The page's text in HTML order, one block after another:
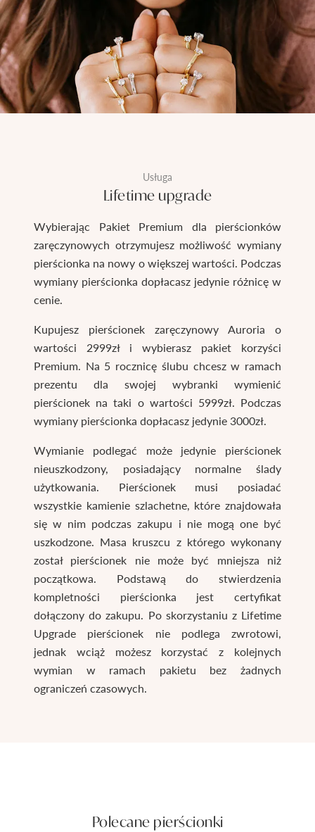
Usługa
Lifetime upgrade
Wybierając Pakiet Premium dla pierścionków
zaręczynowych otrzymujesz możliwość wymiany
pierścionka na nowy o większej wartości. Podczas
wymiany pierścionka dopłacasz jedynie różnicę w
cenie.
Kupujesz pierścionek zaręczynowy Auroria o
wartości 2999zł i wybierasz pakiet korzyści
Premium. Na 5 rocznicę ślubu chcesz w ramach
prezentu dla swojej wybranki wymienić
pierścionek na taki o wartości 5999zł. Podczas
wymiany pierścionka dopłacasz jedynie 3000zł.
Wymianie podlegać może jedynie pierścionek
nieuszkodzony, posiadający normalne ślady
użytkowania. Pierścionek musi posiadać
wszystkie kamienie szlachetne, które znajdowała
się w nim podczas zakupu i nie mogą one być
uszkodzone. Masa kruszcu z którego wykonany
został pierścionek nie może być mniejsza niż
początkowa. Podstawą do stwierdzenia
kompletności pierścionka jest certyfikat
dołączony do zakupu. Po skorzystaniu z Lifetime
Upgrade pierścionek nie podlega zwrotowi,
jednak wciąż możesz korzystać z kolejnych
wymian w ramach pakietu bez żadnych
ograniczeń czasowych.
Polecane pierścionki